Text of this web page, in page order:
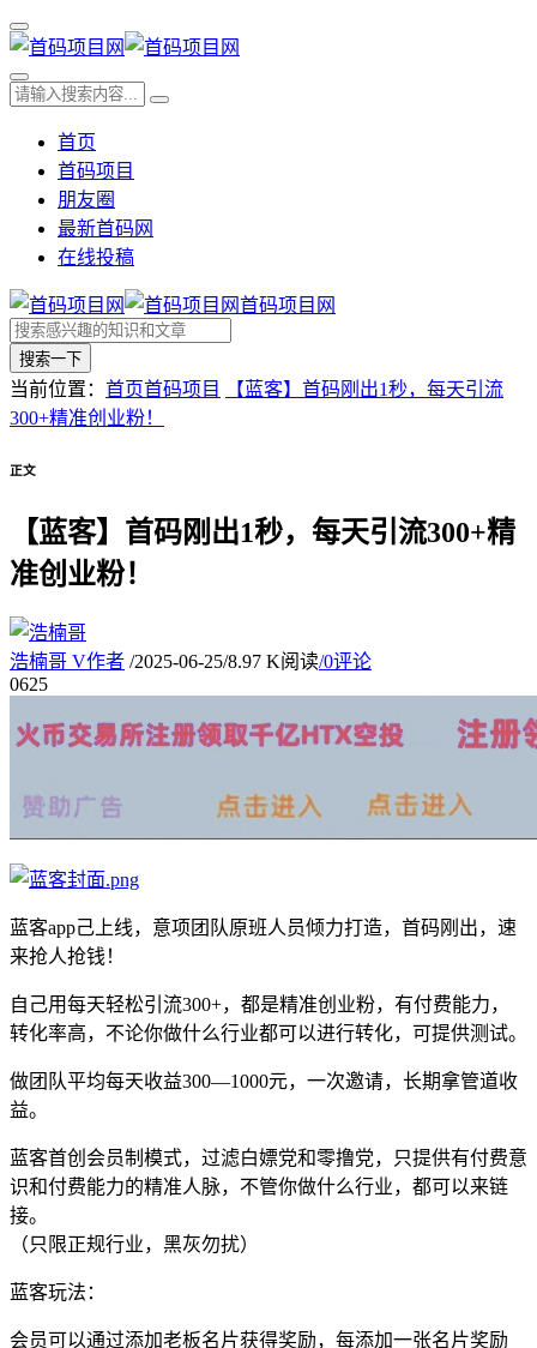
首页
首码项目
朋友圈
最新首码网
在线投稿
首码项目网
搜索一下
当前位置： 首页首码项目
【蓝客】首码刚出1秒，每天引流
300+精准创业粉！
正文
【蓝客】首码刚出1秒，每天引流300+精
准创业粉！
浩楠哥 V作者 /2025-06-25/8.97 K阅读/0评论
0625
蓝客app己上线，意项团队原班人员倾力打造，首码刚出，速
来抢人抢钱！
自己用每天轻松引流300+，都是精准创业粉，有付费能力，
转化率高，不论你做什么行业都可以进行转化，可提供测试。
做团队平均每天收益300—1000元，一次邀请，长期拿管道收
益。
蓝客首创会员制模式，过滤白嫖党和零撸党，只提供有付费意
识和付费能力的精准人脉，不管你做什么行业，都可以来链
接。
（只限正规行业，黑灰勿扰）
蓝客玩法：
会员可以通过添加老板名片获得奖励，每添加一张名片奖励